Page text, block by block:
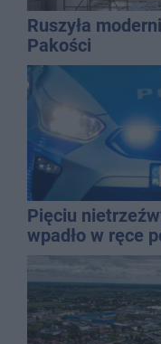
Ruszyła
Pakości
Pięciu
wpadło w ręce
promila